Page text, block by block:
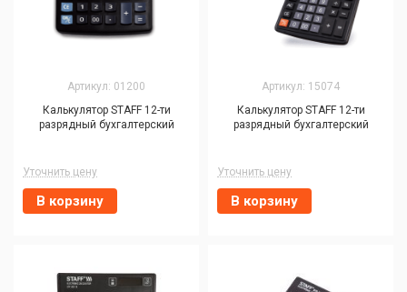
Артикул: 01200
Калькулятор STAFF 12-ти
разрядный бухгалтерский
Уточнить цену
В корзину
Артикул: 15074
Калькулятор STAFF 12-ти
разрядный бухгалтерский
Уточнить цену
В корзину